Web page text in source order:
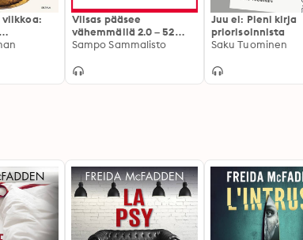
Viisas pääsee
vähemmällä 2.0 – 52
päivitettyä vinkkiä
onnellisempaan
Sampo Sammalisto
Juu ei: Pieni kirja
priorisoinnista
Saku Tuominen